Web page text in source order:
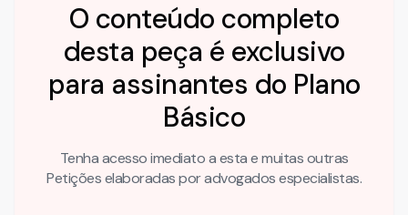
O conteúdo completo
desta peça é exclusivo
para assinantes do Plano
Básico
Tenha acesso imediato a esta e muitas outras
Petições elaboradas por advogados especialistas.